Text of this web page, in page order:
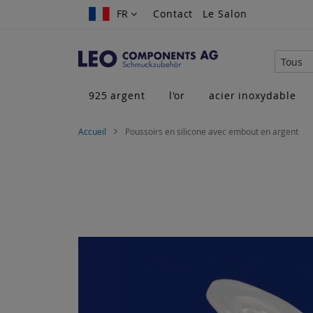
FR
FR Contact Le Salon
Tous
925 argent
l'or acier inoxydable
Accueil Poussoirs en silicone avec embout en argent
the